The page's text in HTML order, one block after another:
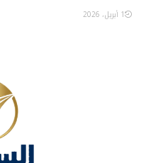
1 أبريل، 2026